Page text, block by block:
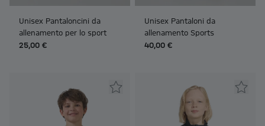
Unisex Pantaloncini da
allenamento per lo sport
25,00 €
Unisex Pantaloni da
allenamento Sports
40,00 €